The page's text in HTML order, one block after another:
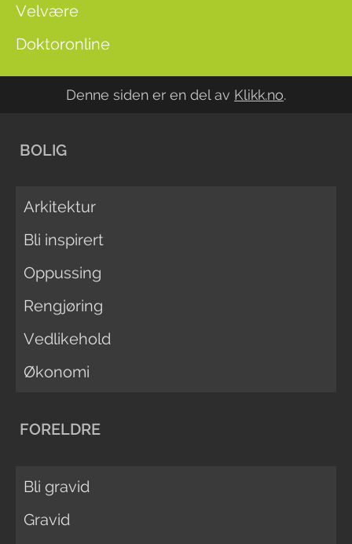
Velvære
Doktoronline
Denne siden er en del av Klikk.no.
BOLIG
Arkitektur
Bli inspirert
Oppussing
Rengjøring
Vedlikehold
Økonomi
FORELDRE
Bli gravid
Gravid